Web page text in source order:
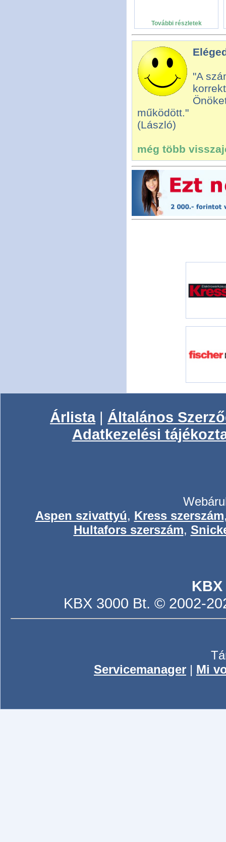
További részletek
"A
működött."
(László)
még több
Árlista| Általános
Adatkezelési
Aspen szivattyú, Kress szerszám
Hultafors szerszám,
KBX 3000 Bt. © 2002-
Servicemanager | Mi